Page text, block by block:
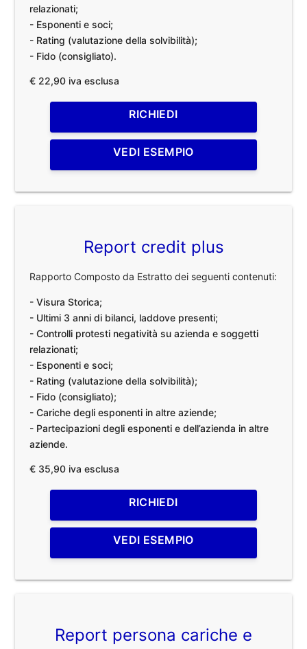
relazionati;
- Esponenti e soci;
- Rating (valutazione della solvibilità);
- Fido (consigliato).
€ 22,90 iva esclusa
RICHIEDI
VEDI ESEMPIO
Report credit plus
Rapporto Composto da Estratto dei seguenti contenuti:
- Visura Storica;
- Ultimi 3 anni di bilanci, laddove presenti;
- Controlli protesti negatività su azienda e soggetti
relazionati;
- Esponenti e soci;
- Rating (valutazione della solvibilità);
- Fido (consigliato);
- Cariche degli esponenti in altre aziende;
- Partecipazioni degli esponenti e dell’azienda in altre
aziende.
€ 35,90 iva esclusa
RICHIEDI
VEDI ESEMPIO
Report persona cariche e